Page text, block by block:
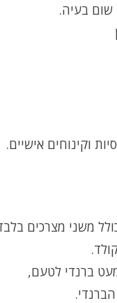
שום בעיה.
וקינוחים אישיים.
משני מצרכים
ברנדי לטעם,